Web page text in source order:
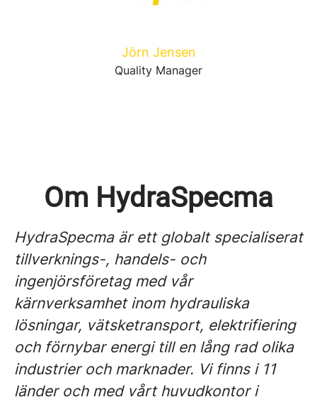
Jörn Jensen
Quality Manager
Om HydraSpecma
HydraSpecma är ett globalt specialiserat
tillverknings-, handels- och
ingenjörsföretag med vår
kärnverksamhet inom hydrauliska
lösningar, vätsketransport, elektrifiering
och förnybar energi till en lång rad olika
industrier och marknader. Vi finns i 11
länder och med vårt huvudkontor i